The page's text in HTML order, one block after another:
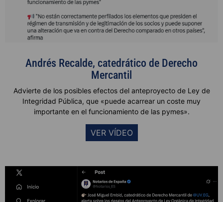
Andrés Recalde, catedrático de Derecho
Mercantil
Advierte de los posibles efectos del anteproyecto de Ley de
Integridad Pública, que «puede acarrear un coste muy
importante en el funcionamiento de las pymes».
VER VÍDEO